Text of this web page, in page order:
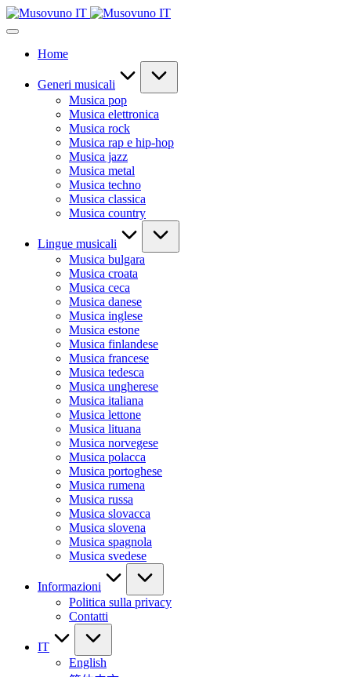
Skip
to
Home
Generi musicali
Musica pop
Musica elettronica
Musica rock
Musica rap e hip-hop
Musica jazz
Musica metal
Musica techno
Musica classica
Musica country
Lingue musicali
Musica bulgara
Musica croata
Musica ceca
Musica danese
Musica inglese
Musica estone
Musica finlandese
Musica francese
Musica tedesca
Musica ungherese
Musica italiana
Musica lettone
Musica lituana
Musica norvegese
Musica polacca
Musica portoghese
Musica rumena
Musica russa
Musica slovacca
Musica slovena
Musica spagnola
Musica svedese
Informazioni
Politica sulla privacy
Contatti
IT
English